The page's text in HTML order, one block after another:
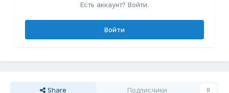
Есть аккаунт? Войти.
Войти
Share Подписчики 0